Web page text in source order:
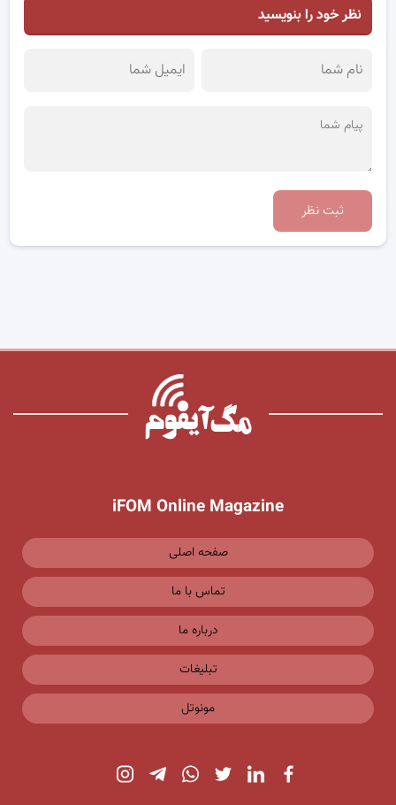
نظر خود را بنویسید
ثبت نظر
iFOM Online Magazine
صفحه اصلی
تماس با ما
درباره ما
تبلیغات
مونوتل